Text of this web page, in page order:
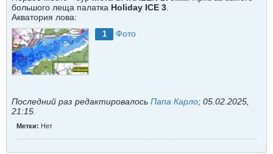
большого леща палатка Holiday ICE 3
Акватория лова:
1 Фото
Последний раз редактировалось Папа Карло; 05.02.2025,
21:15.
Метки: Нет